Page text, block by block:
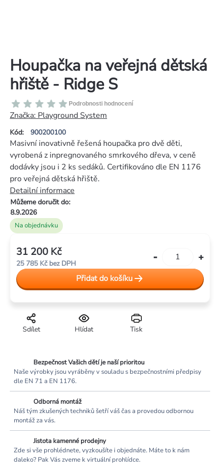
Houpačka na veřejná dětská
hřiště - Ridge S
Kód: 900200100
Průměrné
hodnocení
produktu
je
hvězdiček.
Podrobnosti hodnocení
Značka: Playground System
Na objednávku
Můžeme doručit do:
8.9.2026
Masivní inovativně řešená houpačka pro dvě děti,
vyrobená z inpregnovaného smrkového dřeva, v ceně
dodávky jsou i 2 ks sedáků. Certifikováno dle EN 1176
pro veřejná dětská hřiště.
Detailní informace
Tisk
Hlídat
Sdílet
31 200 Kč
25 785 Kč bez DPH
cena:
Přidat do košíku
Bezpečnost Vašich dětí je naší prioritou
Naše výrobky jsou vyráběny v souladu s bezpečnostními předpisy
dle EN 71 a EN 1176.
Odborná montáž
Náš tým zkušených techniků šetří váš čas a provedou odbornou
montáž za vás.
Jistota kamenné prodejny
Zde si vše prohlédnete, vyzkoušíte i objednáte. Máte to k nám
daleko? Pak Vás zveme k virtuální prohlídce.